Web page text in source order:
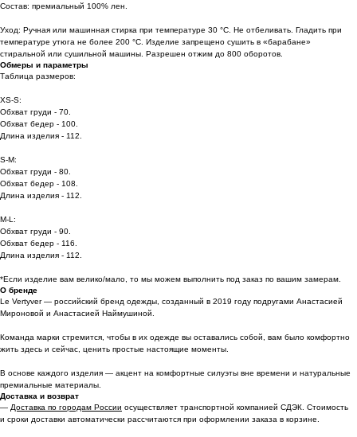
Состав: премиальный 100% лен.
Уход: Ручная или машинная стирка при температуре 30 °C. Не отбеливать. Гладить при
температуре утюга не более 200 °C. Изделие запрещено сушить в «барабане»
стиральной или сушильной машины. Разрешен отжим до 800 оборотов.
Обмеры и параметры
Таблица размеров:
XS-S:
Обхват груди - 70.
Обхват бедер - 100.
Длина изделия - 112.
S-M:
Обхват груди - 80.
Обхват бедер - 108.
Длина изделия - 112.
M-L:
Обхват груди - 90.
Обхват бедер - 116.
Длина изделия - 112.
*Если изделие вам велико/мало, то мы можем выполнить под заказ по вашим замерам.
О бренде
Le Vertyver — российский бренд одежды, созданный в 2019 году подругами Анастасией
Мироновой и Анастасией Наймушиной.
Команда марки стремится, чтобы в их одежде вы оставались собой, вам было комфортно
жить здесь и сейчас, ценить простые настоящие моменты.
В основе каждого изделия — акцент на комфортные силуэты вне времени и натуральные
премиальные материалы.
Доставка и возврат
— Доставка по городам России осуществляет транспортной компанией СДЭК. Стоимость
и сроки доставки автоматически рассчитаются при оформлении заказа в корзине.